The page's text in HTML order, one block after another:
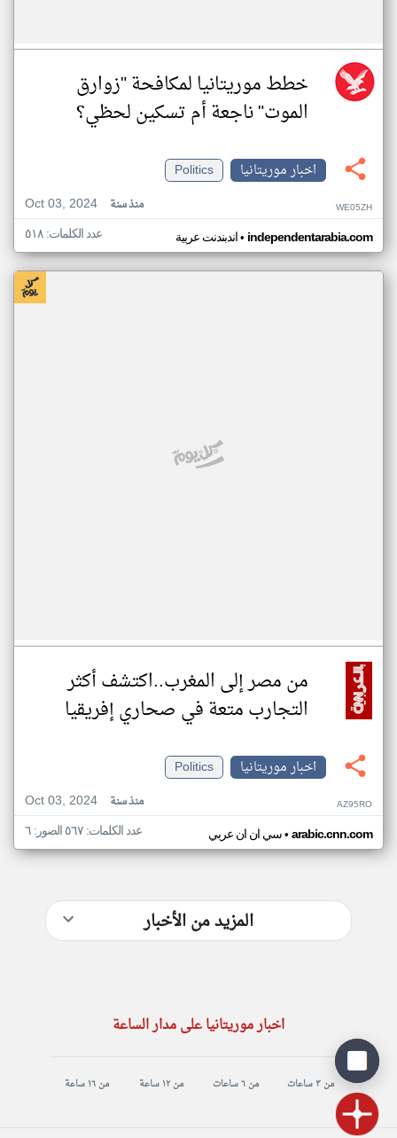
خطط موريتانيا لمكافحة "زوارق
الموت" ناجعة أم تسكين لحظي؟
اخبار موريتانيا
Politics
Oct 03, 2024
منذ سنة WE05ZH
اندبندنت عربية• independentarabia.com عدد الكلمات: ٥١٨
من مصر إلى المغرب..اكتشف أكثر
التجارب متعة في صحاري إفريقيا
اخبار موريتانيا
Politics
Oct 03, 2024
منذ سنة AZ95RO
سي ان ان عربي• arabic.cnn.com عدد الكلمات: ٥٦٧ الصور: ٦
المزيد من الأخبار
اخبار موريتانيا على مدار الساعة
من ٣ ساعات من ٦ ساعات من ١٢ ساعة من ١٦ ساعة